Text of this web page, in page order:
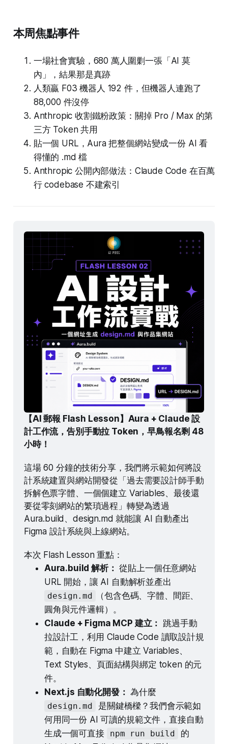
本周焦點事件
一場社會實驗，680 萬人圍剿一張「AI 莫
內」，結果那是真跡
人類贏 F03 機器人 192 件，但機器人連跑了
88,000 件沒停
Anthropic 收割鐵粉政策：關掉 Pro / Max 的第
三方 Token 共用
貼一個 URL，Aura 把整個網站變成一份 AI 看
得懂的 .md 檔
Anthropic 公開內部做法：Claude Code 在百萬
行 codebase 不建索引
【AI 郵報 Flash Lesson】Aura + Claude 設
計工作流，告別手動拉 Token，早鳥報名剩 48
小時！
這場 60 分鐘的技術分享，我們將示範如何將設
計系統建置與網站開發從「過去需要設計師手動
拆解色票字體、一個個建立 Variables、最後還
要從零刻網站的繁瑣過程」轉變為透過
Aura.build、design.md 就能讓 AI 自動產出
Figma 設計系統與上線網站。
本次 Flash Lesson 重點：
Aura.build 解析： 從貼上一個任意網站
design.md
（包含色碼、字體、間距、
圓角與元件邏輯）。
Claude + Figma MCP 建立： 跳過手動
拉設計工，利用 Claude Code 讀取設計規
範，自動在 Figma 中建立 Variables、
Text Styles、頁面結構與綁定 token 的元
件。
Next.js 自動化開發：
design.md
是關鍵橋樑？我們會示範如
何用同一份 AI 可讀的規範文件，直接自動
生成一個可直接
npm run build
的